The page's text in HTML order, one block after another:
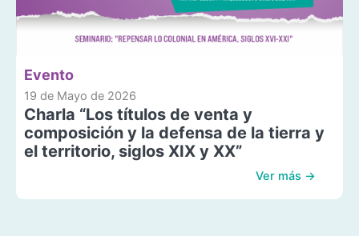
Evento
19 de Mayo de 2026
Charla “Los títulos de venta y
composición y la defensa de la tierra y
el territorio, siglos XIX y XX”
Ver más →